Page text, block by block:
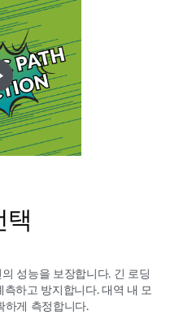
택
성능을 보장합니다. 긴 로딩
하고 방지합니다. 대역 내 모
하게 측정합니다.